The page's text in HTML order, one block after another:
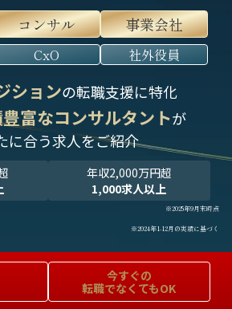
コンサル 事業会社
CxO 社外役員
ションの転職支援に特化
富なコンサルタントが
に合う求人をご紹介
年収2,000万円超
1,000求人以上
※2025年9月末時点
※2024年1-12月の実績に基づく
今すぐの
転職でなくてもOK